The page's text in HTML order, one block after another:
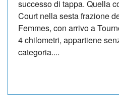
successo di tappa. Quella
Court nella sesta frazione
Femmes, con arrivo a
4 chilometri, appartiene
categoria....